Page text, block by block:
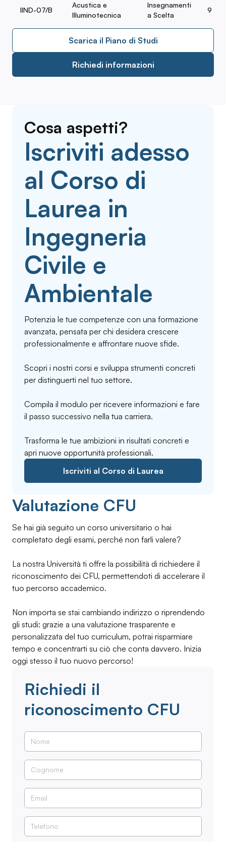
IIND-07/B
Acustica e
Illuminotecnica
Insegnamenti
a Scelta
9
Scarica il Piano di Studi
Richiedi informazioni
Cosa aspetti?
Iscriviti adesso
al Corso di
Laurea in
Ingegneria
Civile e
Ambientale
Potenzia le tue competenze con una formazione
avanzata, pensata per chi desidera crescere
professionalmente e affrontare nuove sfide.
Scopri i nostri corsi e sviluppa strumenti concreti
per distinguerti nel tuo settore.
Compila il modulo per ricevere informazioni e fare
il passo successivo nella tua carriera.
Trasforma le tue ambizioni in risultati concreti e
apri nuove opportunità professionali.
Iscriviti al Corso di Laurea
Valutazione CFU
Se hai già seguito un corso universitario o hai
completato degli esami, perché non farli valere?
La nostra Università ti offre la possibilità di richiedere il
riconoscimento dei CFU, permettendoti di accelerare il
tuo percorso accademico.
Non importa se stai cambiando indirizzo o riprendendo
gli studi: grazie a una valutazione trasparente e
personalizzata del tuo curriculum, potrai risparmiare
tempo e concentrarti su ciò che conta davvero. Inizia
oggi stesso il tuo nuovo percorso!
Richiedi il
riconoscimento CFU